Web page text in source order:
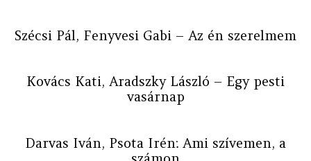
Szécsi Pál, Fenyvesi Gabi – Az én szerelmem
Kovács Kati, Aradszky László – Egy pesti
vasárnap
Darvas Iván, Psota Irén: Ami szívemen, a